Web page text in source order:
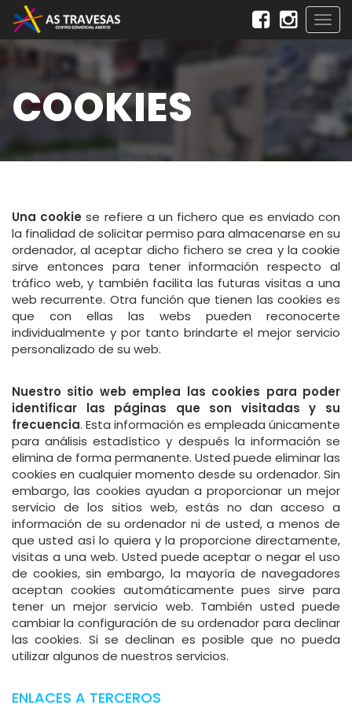
COOKIES
Una cookiese refiere a un fichero que es enviado con
la finalidad de solicitar permiso para almacenarse en su
ordenador, al aceptar dicho fichero se crea y la cookie
sirve entonces para tener información respecto al
tráfico web, y también facilita las futuras visitas a una
web recurrente. Otra función que tienen las cookies es
que con ellas las webs pueden reconocerte
individualmente y por tanto brindarte el mejor servicio
personalizado de su web.
Nuestro sitio web emplea las cookies para poder
identificar las páginas que son visitadas y su
frecuencia. Esta información es empleada únicamente
para análisis estadístico y después la información se
elimina de forma permanente. Usted puede eliminar las
cookies en cualquier momento desde su ordenador. Sin
embargo, las cookies ayudan a proporcionar un mejor
servicio de los sitios web, estás no dan acceso a
información de su ordenador ni de usted, a menos de
que usted así lo quiera y la proporcione directamente,
visitas a una web. Usted puede aceptar o negar el uso
de cookies, sin embargo, la mayoría de navegadores
aceptan cookies automáticamente pues sirve para
tener un mejor servicio web. También usted puede
cambiar la configuración de su ordenador para declinar
las cookies. Si se declinan es posible que no pueda
utilizar algunos de nuestros servicios.
ENLACES A TERCEROS